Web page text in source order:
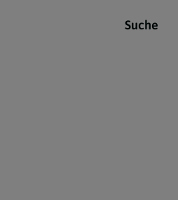
Suche